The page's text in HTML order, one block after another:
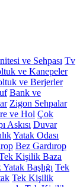
ve Sehpası Tv
ve Kanepeler
ve Berjerler
Bank ve
Zigon Sehpalar
ve Hol Çok
Askısı Duvar
Yatak Odası
Bez Gardırop
Kişilik Baza
Başlığı Tek
Tek Kişilik